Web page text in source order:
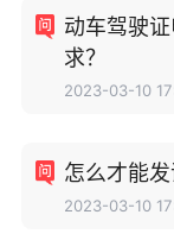
动车驾驶
求？
2023-03-10
怎么才能发
2023-03-10